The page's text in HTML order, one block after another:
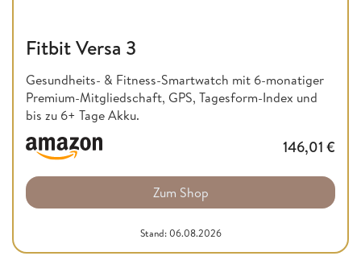
Fitbit Versa 3
Gesundheits- & Fitness-Smartwatch mit 6-monatiger
Premium-Mitgliedschaft, GPS, Tagesform-Index und
bis zu 6+ Tage Akku.
146,01 €
Zum Shop
Stand: 06.08.2026